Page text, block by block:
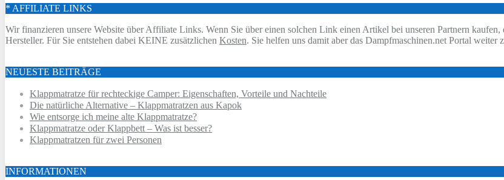
* AFFILIATE LINKS
Wir finanzieren unsere Website über Affiliate Links. Wenn Sie über einen solchen Link einen Artikel bei unseren Partnern
Hersteller. Für Sie entstehen dabei KEINE zusätzlichen Kosten. Sie helfen uns damit aber das Dampfmaschinen.net Portal weiter
NEUESTE BEITRÄGE
Klappmatratze für rechteckige Camper: Eigenschaften, Vorteile und Nachteile
Die natürliche Alternative – Klappmatratzen aus Kapok
Wie entsorge ich meine alte Klappmatratze?
Klappmatratze oder Klappbett – Was ist besser?
Klappmatratzen für zwei Personen
INFORMATIONEN